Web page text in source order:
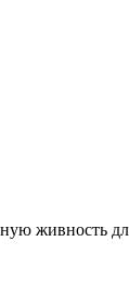
живность